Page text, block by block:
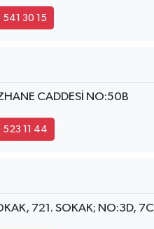
541 30 15
CADDESİ NO:50B
523 11 44
721. SOKAK; NO:3D, 7C